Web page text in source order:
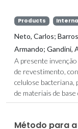
Products
Neto, Carlos;
Armando; Gandini,
A presente
de revestimento,
celulose bacteriana,
de materiais de
Método para